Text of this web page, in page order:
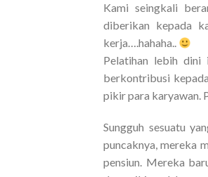
Kami seingkali
diberikan kepada
kerja….hahaha..
Pelatihan lebih dini
berkontribusi
pikir para karyawan.
Sungguh sesuatu
puncaknya, mereka
pensiun. Mereka